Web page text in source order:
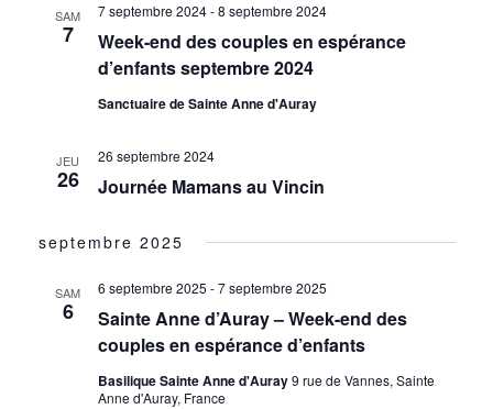
SAM
7
Week-end des couples en espérance
d’enfants septembre 2024
7 septembre 2024-8 septembre 2024
Sanctuaire de Sainte Anne d'Auray
JEU
26 Journée Mamans au Vincin
26 septembre 2024
septembre 2025
SAM
6
Sainte Anne d’Auray – Week-end des
couples en espérance d’enfants
6 septembre 2025 -7 septembre 2025
Basilique Sainte Anne d'Auray9 rue de Vannes, Sainte
Anne d'Auray, France